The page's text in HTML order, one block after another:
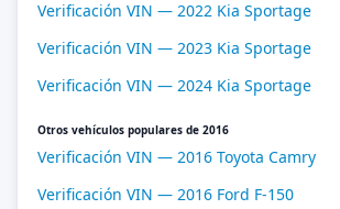
Verificación VIN — 2022 Kia Sportage
Verificación VIN — 2023 Kia Sportage
Verificación VIN — 2024 Kia Sportage
Otros vehículos populares de 2016
Verificación VIN — 2016 Toyota Camry
Verificación VIN — 2016 Ford F-150